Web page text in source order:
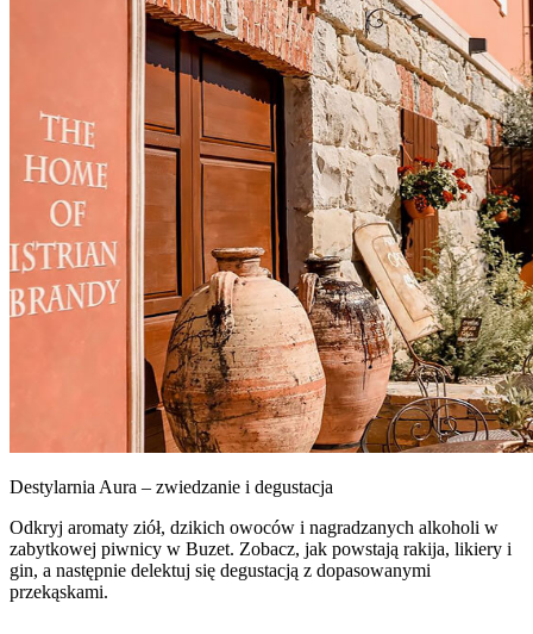
Destylarnia Aura – zwiedzanie i degustacja
Odkryj aromaty ziół, dzikich owoców i nagradzanych alkoholi w
zabytkowej piwnicy w Buzet. Zobacz, jak powstają rakija, likiery i
gin, a następnie delektuj się degustacją z dopasowanymi
przekąskami.